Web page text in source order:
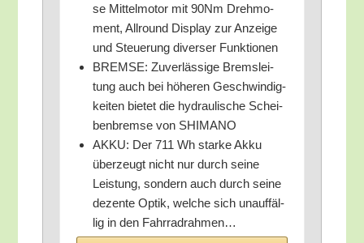
se Mit­tel­mo­tor mit 90Nm Dreh­mo­
ment, All­round Dis­play zur Anzei­ge
und Steue­rung diver­ser Funktionen
BREMSE: Zuver­läs­si­ge Brems­lei­
tung auch bei höhe­ren Geschwin­dig­
kei­ten bie­tet die hydrau­li­sche Schei­
ben­brem­se von SHIMANO
AKKU: Der 711 Wh star­ke Akku
über­zeugt nicht nur durch sei­ne
Leis­tung, son­dern auch durch sei­ne
dezen­te Optik, wel­che sich unauf­fäl­
lig in den Fahrradrahmen…